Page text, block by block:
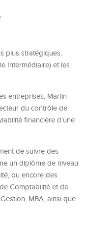
plus stratégiques,
Intermédiaire) et les
entreprises, Martin
du contrôle de
financière d’une
de suivre des
un diplôme de niveau
ou encore des
Comptabilité et de
MBA, ainsi que